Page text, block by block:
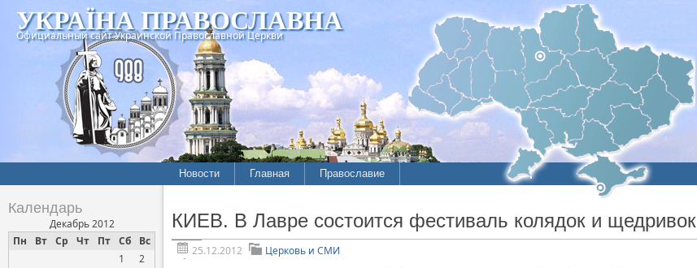
УКРАЇНА ПРАВОСЛАВНА
Официальный сайт Украинской Православной Церкви
Новости
Межконфессиональные
Нарушения прав
Главная Православие
История
Митрополиты
Календарь
Декабрь 2012
Пн
Вт Ср Чт Пт Сб Вс
1
2
КИЕВ. В Лавре состоится фестиваль колядок и щедривок
25.12.2012
Церковь и СМИ